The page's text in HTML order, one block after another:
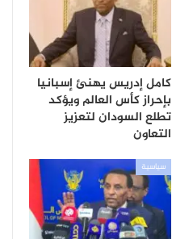
كامل إدريس يهنئ إسبانيا
بإحراز كأس العالم ويؤكد
تطلع السودان لتعزيز
التعاون
سياسية